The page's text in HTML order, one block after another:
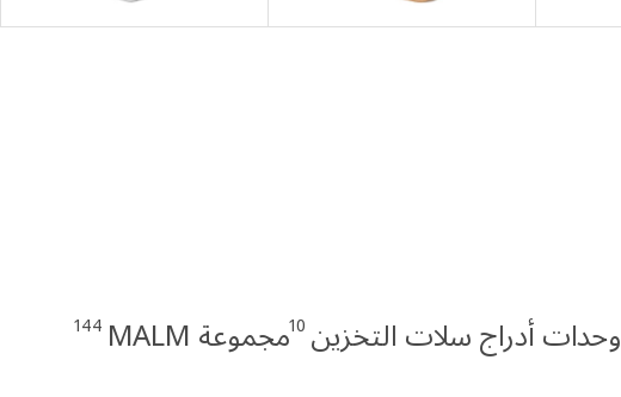
وحدات أدراج سلات التخزين 10مجموعة MALM 144